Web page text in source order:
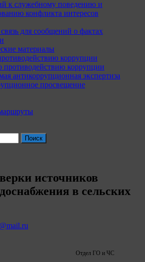
к служебному поведению и
конфликта интересов
для сообщений о фактах
материалы
коррупции
противодействию коррупции
антикоррупционная экспертиза
просвещение
источников
в сельских
Отдел ГО и ЧС